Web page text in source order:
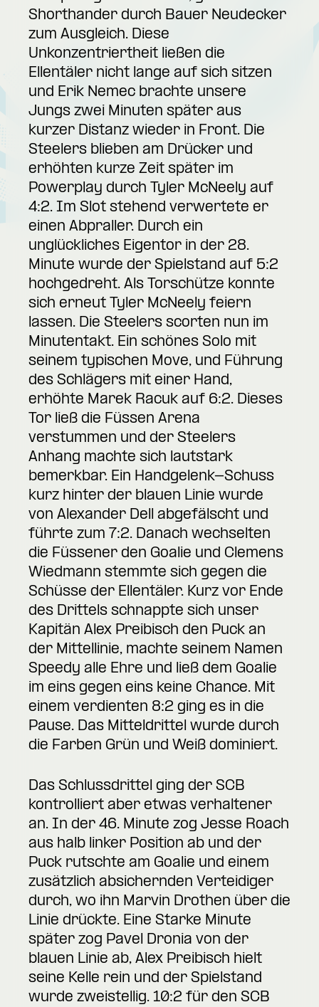
Shorthander durch Bauer Neudecker
zum Ausgleich. Diese
Unkonzentriertheit ließen die
Ellentäler nicht lange auf sich sitzen
und Erik Nemec brachte unsere
Jungs zwei Minuten später aus
kurzer Distanz wieder in Front. Die
Steelers blieben am Drücker und
erhöhten kurze Zeit später im
Powerplay durch Tyler McNeely auf
4:2. Im Slot stehend verwertete er
einen Abpraller. Durch ein
unglückliches Eigentor in der 28.
Minute wurde der Spielstand auf 5:2
hochgedreht. Als Torschütze konnte
sich erneut Tyler McNeely feiern
lassen. Die Steelers scorten nun im
Minutentakt. Ein schönes Solo mit
seinem typischen Move, und Führung
des Schlägers mit einer Hand,
erhöhte Marek Racuk auf 6:2. Dieses
Tor ließ die Füssen Arena
verstummen und der Steelers
Anhang machte sich lautstark
bemerkbar. Ein Handgelenk-Schuss
kurz hinter der blauen Linie wurde
von Alexander Dell abgefälscht und
führte zum 7:2. Danach wechselten
die Füssener den Goalie und Clemens
Wiedmann stemmte sich gegen die
Schüsse der Ellentäler. Kurz vor Ende
des Drittels schnappte sich unser
Kapitän Alex Preibisch den Puck an
der Mittellinie, machte seinem Namen
Speedy alle Ehre und ließ dem Goalie
im eins gegen eins keine Chance. Mit
einem verdienten 8:2 ging es in die
Pause. Das Mitteldrittel wurde durch
die Farben Grün und Weiß dominiert.
Das Schlussdrittel ging der SCB
kontrolliert aber etwas verhaltener
an. In der 46. Minute zog Jesse Roach
aus halb linker Position ab und der
Puck rutschte am Goalie und einem
zusätzlich absichernden Verteidiger
durch, wo ihn Marvin Drothen über die
Linie drückte. Eine Starke Minute
später zog Pavel Dronia von der
blauen Linie ab, Alex Preibisch hielt
seine Kelle rein und der Spielstand
wurde zweistellig. 10:2 für den SCB